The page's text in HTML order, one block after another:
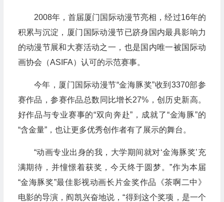
2008年，首届厦门国际动漫节亮相，经过16年的
积累与沉淀，厦门国际动漫节已跻身国内最具影响力
的动漫节展和大赛活动之一，也是国内唯一被国际动
画协会（ASIFA）认可的示范赛事。
今年，厦门国际动漫节“金海豚奖”收到3370部参
赛作品，参赛作品总数同比增长27%，创历史新高。
好作品与专业赛事的“双向奔赴”，成就了“金海豚”的
“含金量”，也让更多优秀创作者有了展示的舞台。
“动画专业出身的我，大学期间就对‘金海豚奖’充
满期待，并憧憬着获奖，今天终于圆梦。”作为本届
“金海豚奖”最佳影视动画长片金奖作品《茶啊二中》
电影的导演，阎凯兴奋地说，“得到这个奖项，是一个